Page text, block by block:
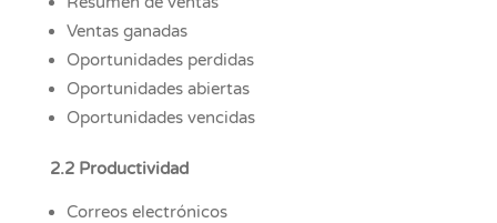
Ventas ganadas
Oportunidades perdidas
Oportunidades abiertas
Oportunidades vencidas
2.2 Productividad
Correos electrónicos